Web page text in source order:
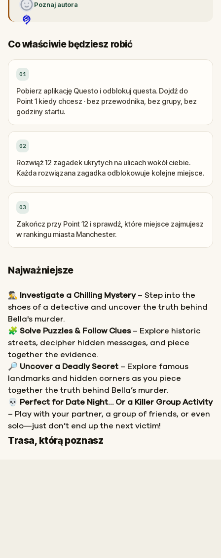
Poznaj autora
Co właściwie będziesz robić
01
Pobierz aplikację Questo i odblokuj questa. Dojdź do
Point 1 kiedy chcesz · bez przewodnika, bez grupy, bez
godziny startu.
02
Rozwiąż 12 zagadek ukrytych na ulicach wokół ciebie.
Każda rozwiązana zagadka odblokowuje kolejne miejsce.
03
Zakończ przy Point 12 i sprawdź, które miejsce zajmujesz
w rankingu miasta Manchester.
Najważniejsze
🕵️‍♂️ Investigate a Chilling Mystery– Step into the
shoes of a detective and uncover the truth behind
Bella's murder.
🧩 Solve Puzzles & Follow Clues– Explore historic
streets, decipher hidden messages, and piece
together the evidence.
🔎 Uncover a Deadly Secret – Explore famous
landmarks and hidden corners as you piece
together the truth behind Bella’s murder.
💀
Perfect for Date Night… Or a Killer Group Activity
– Play with your partner, a group of friends, or even
solo—just don’t end up the next victim!
Trasa, którą poznasz
Start
Meta